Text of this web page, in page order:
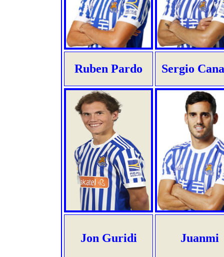
Ruben Pardo Sergio
Jon Guridi Juanmi